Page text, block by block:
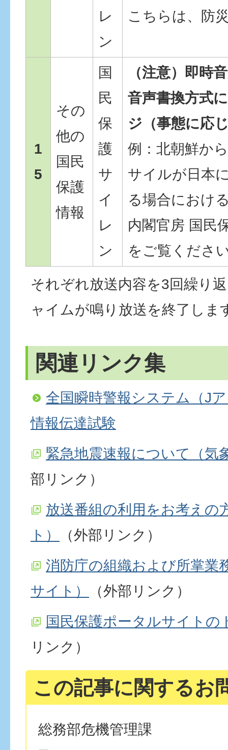
レ
ン
こちらは、防
1
5
その
他の
国民
保護
情報
国
民
保
護
サ
イ
レ
ン
（注意）即時
音声書換方式
ジ（事態に応
例：北朝鮮か
サイルが日本
る場合におけ
内閣官房 国民
をご覧くださ
それぞれ放送内容を3回繰り
ャイムが鳴り放送を終了しま
関連リンク集
全国瞬時警報システム（J
情報伝達試験
緊急地震速報について（気
部リンク）
放送番組の利用をお考えの
ト）
（外部リンク）
消防庁の組織および所掌業
サイト）
（外部リンク）
国民保護ポータルサイトの
リンク）
この記事に関するお
総務部危機管理課